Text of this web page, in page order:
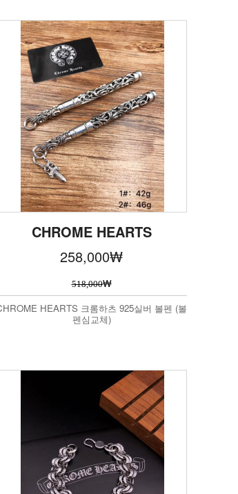
CHROME HEARTS
258,000₩
518,000₩
HEARTS 크롬하츠 925실버 볼펜 (볼
펜심교체)